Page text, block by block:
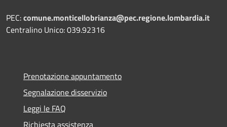
PEC:comune.monticellobrianza@pec.regione.lombardia.it
Centralino Unico: 039.92316
Prenotazione appuntamento
Segnalazione disservizio
Leggi le FAQ
Richiesta assistenza